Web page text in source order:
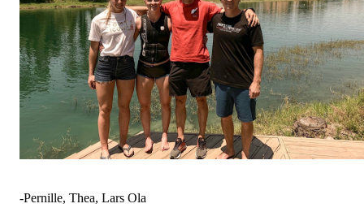
-Pernille, Thea, Lars Ola